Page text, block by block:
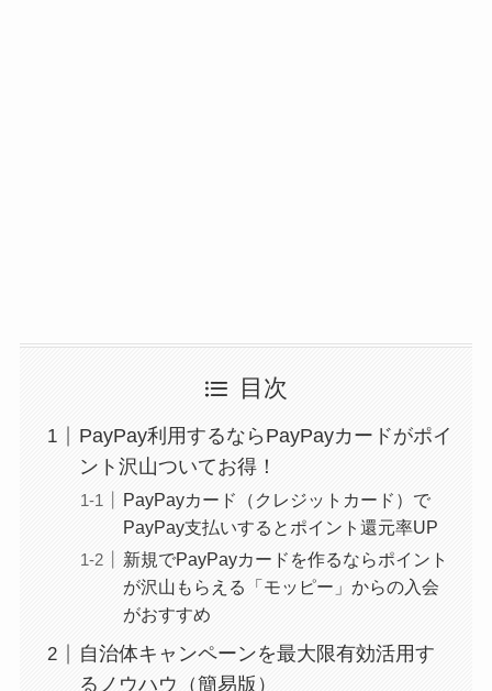
目次
PayPay利用するならPayPayカードがポイ
ント沢山ついてお得！
PayPayカード（クレジットカード）で
PayPay支払いするとポイント還元率UP
新規でPayPayカードを作るならポイント
が沢山もらえる「モッピー」からの入会
がおすすめ
自治体キャンペーンを最大限有効活用す
るノウハウ（簡易版）